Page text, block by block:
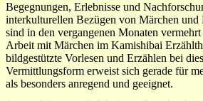
Begegnungen, Erlebnisse und
interkulturellen Bezügen von Märchen und
sind in den vergangenen Monaten
Arbeit mit Märchen im Kamishibai
bildgestützte Vorlesen und Erzählen bei
Vermittlungsform erweist sich gerade für
als besonders anregend und geeignet.